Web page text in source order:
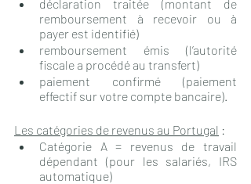
déclaration traitée (montant de
remboursement à recevoir ou à
payer est identifié)
remboursement émis (l’autorité
fiscale a procédé au transfert)
paiement confirmé (paiement
effectif sur votre compte bancaire).
Les catégories de revenus au Portugal :
Catégorie A = revenus de travail
dépendant (pour les salariés, IRS
automatique)